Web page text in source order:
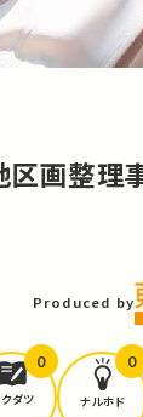
画整理
Produced by
ダツ
0
ナルホド
0